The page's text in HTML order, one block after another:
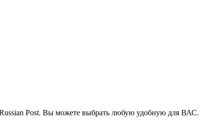
Post. Вы можете выбрать любую удобную для ВАС.